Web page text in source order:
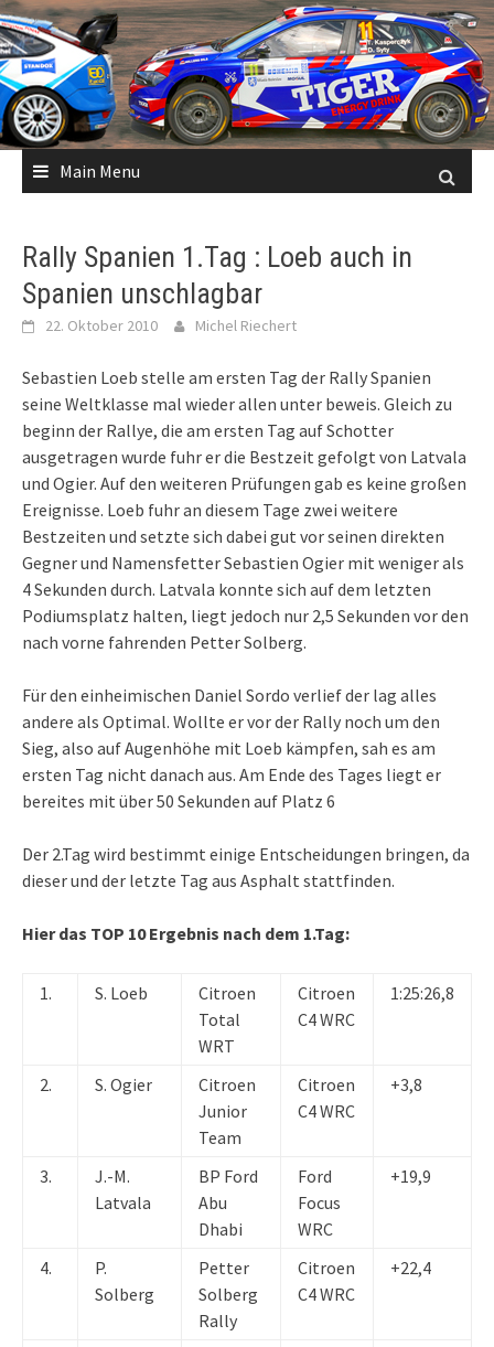
Skip
to
content
Main Menu
Rally Spanien 1.Tag : Loeb auch in
Spanien unschlagbar
22. Oktober 2010 Michel Riechert
Sebastien Loeb stelle am ersten Tag der Rally Spanien
seine Weltklasse mal wieder allen unter beweis. Gleich zu
beginn der Rallye, die am ersten Tag auf Schotter
ausgetragen wurde fuhr er die Bestzeit gefolgt von Latvala
und Ogier. Auf den weiteren Prüfungen gab es keine großen
Ereignisse. Loeb fuhr an diesem Tage zwei weitere
Bestzeiten und setzte sich dabei gut vor seinen direkten
Gegner und Namensfetter Sebastien Ogier mit weniger als
4 Sekunden durch. Latvala konnte sich auf dem letzten
Podiumsplatz halten, liegt jedoch nur 2,5 Sekunden vor den
nach vorne fahrenden Petter Solberg.
Für den einheimischen Daniel Sordo verlief der lag alles
andere als Optimal. Wollte er vor der Rally noch um den
Sieg, also auf Augenhöhe mit Loeb kämpfen, sah es am
ersten Tag nicht danach aus. Am Ende des Tages liegt er
bereites mit über 50 Sekunden auf Platz 6
Der 2.Tag wird bestimmt einige Entscheidungen bringen, da
dieser und der letzte Tag aus Asphalt stattfinden.
Hier das TOP 10 Ergebnis nach dem 1.Tag:
1. S. Loeb
Citroen
Total
WRT
Citroen
C4 WRC
1:25:26,8
2. S. Ogier
Citroen
Junior
Team
Citroen
C4 WRC
+3,8
3.
J.-M.
Latvala
BP Ford
Abu
Dhabi
Ford
Focus
WRC
+19,9
4.
P.
Solberg
Petter
Solberg
Rally
Citroen
C4 WRC
+22,4